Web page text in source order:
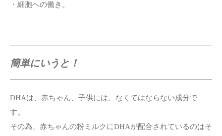
・細胞への働き。
簡単にいうと！
DHAは、赤ちゃん、子供には、なくてはならない成分で
す。
その為、赤ちゃんの粉ミルクにDHAが配合されているのはそ